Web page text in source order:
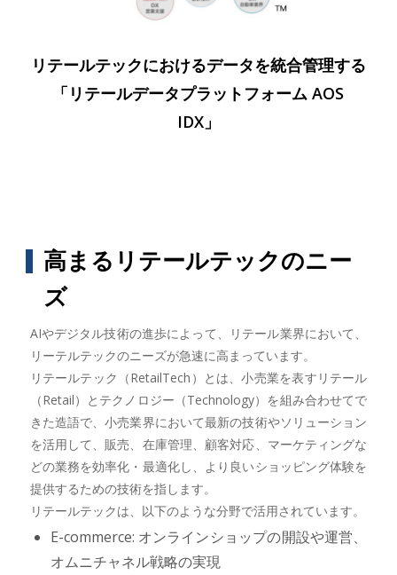
リテールテックにおけるデータを統合管理する
「リテールデータプラットフォーム AOS
IDX」
高まるリテールテックのニー
ズ
AIやデジタル技術の進歩によって、リテール業界において、
リーテルテックのニーズが急速に高まっています。
リテールテック（RetailTech）とは、小売業を表すリテール
（Retail）とテクノロジー（Technology）を組み合わせてで
きた造語で、小売業界において最新の技術やソリューション
を活用して、販売、在庫管理、顧客対応、マーケティングな
どの業務を効率化・最適化し、より良いショッピング体験を
提供するための技術を指します。
リテールテックは、以下のような分野で活用されています。
E-commerce: オンラインショップの開設や運営、
オムニチャネル戦略の実現